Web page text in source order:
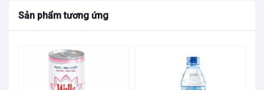
tử khi bị khó chịu.
- Dùng để bôi lên chỗ bị ngứa khi bị côn trùng
- Điều tiết da dầu, làm se và sạch da.
Sản phẩm tương ứng